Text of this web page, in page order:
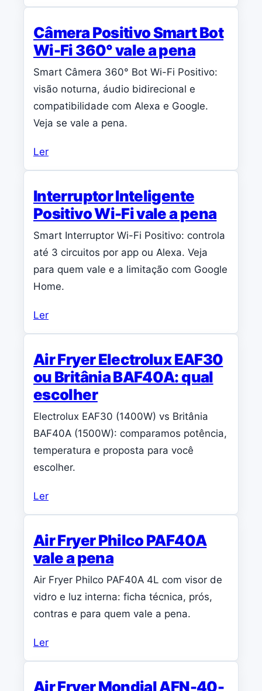
Câmera Positivo Smart Bot
Wi-Fi 360° vale a pena
Smart Câmera 360° Bot Wi-Fi Positivo:
visão noturna, áudio bidirecional e
compatibilidade com Alexa e Google.
Veja se vale a pena.
Ler
Interruptor Inteligente
Positivo Wi-Fi vale a pena
Smart Interruptor Wi-Fi Positivo: controla
até 3 circuitos por app ou Alexa. Veja
para quem vale e a limitação com Google
Home.
Ler
Air Fryer Electrolux EAF30
ou Britânia BAF40A: qual
escolher
Electrolux EAF30 (1400W) vs Britânia
BAF40A (1500W): comparamos potência,
temperatura e proposta para você
escolher.
Ler
Air Fryer Philco PAF40A
vale a pena
Air Fryer Philco PAF40A 4L com visor de
vidro e luz interna: ficha técnica, prós,
contras e para quem vale a pena.
Ler
Air Fryer Mondial AFN-40-